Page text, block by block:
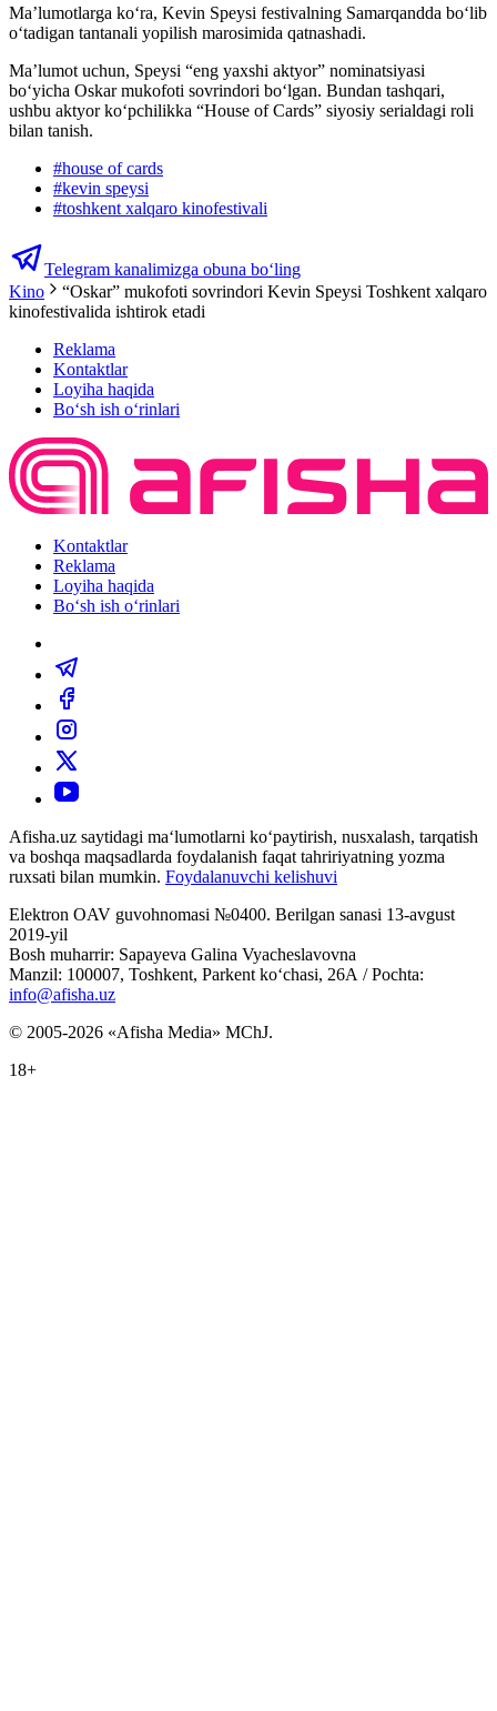
Ma’lumotlarga ko‘ra, Kevin Speysi festivalning Samarqandda bo‘lib
o‘tadigan tantanali yopilish marosimida qatnashadi.
Ma’lumot uchun, Speysi “eng yaxshi aktyor” nominatsiyasi
bo‘yicha Oskar mukofoti sovrindori bo‘lgan. Bundan tashqari,
ushbu aktyor ko‘pchilikka “House of Cards” siyosiy serialdagi roli
bilan tanish.
#house of cards
#kevin speysi
#toshkent xalqaro kinofestivali
Telegram kanalimizga obuna bo‘ling
Kino
“Oskar” mukofoti sovrindori Kevin Speysi Toshkent xalqaro
kinofestivalida ishtirok etadi
Reklama
Kontaktlar
Loyiha haqida
Bo‘sh ish o‘rinlari
Kontaktlar
Reklama
Loyiha haqida
Bo‘sh ish o‘rinlari
Afisha.uz saytidagi ma‘lumotlarni ko‘paytirish, nusxalash, tarqatish
va boshqa maqsadlarda foydalanish faqat tahririyatning yozma
ruxsati bilan mumkin. Foydalanuvchi kelishuvi
Elektron OAV guvohnomasi №0400. Berilgan sanasi 13-avgust
2019-yil
Bosh muharrir: Sapayeva Galina Vyacheslavovna
Manzil: 100007, Toshkent, Parkent ko‘chasi, 26А / Pochta:
info@afisha.uz
© 2005-2026 «Afisha Media» MChJ.
18+